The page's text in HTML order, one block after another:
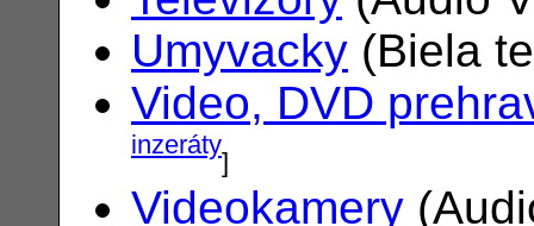
Umyvacky (Biela
Video, DVD
inzeráty]
Videokamery